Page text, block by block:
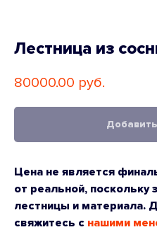
Лестница из
80000.00 руб.
Цена не является
от реальной, поскольку
лестницы и материала.
свяжитесь с нашими